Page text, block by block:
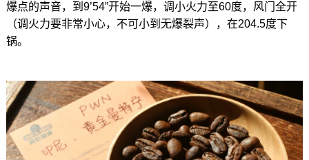
爆点的声音，到9’54”开始一爆，调小火力至60度，风门全开
（调火力要非常小心，不可小到无爆裂声），在204.5度下
锅。